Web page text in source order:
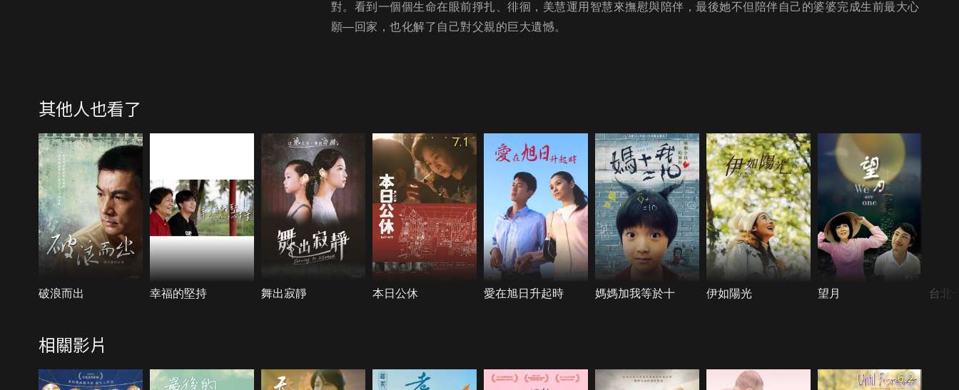
對。看到一個個生命在眼前掙扎、徘徊，美慧運用智慧來撫慰與陪伴，最後她不但陪伴自己的婆婆完成生前最大心
願—回家，也化解了自己對父親的巨大遺憾。
其他人也看了
破浪而出 幸福的堅持 舞出寂靜
7.1
本日公休 愛在旭日升起時 媽媽加我等於十 伊如陽光 望月 台北
相關影片
6.2